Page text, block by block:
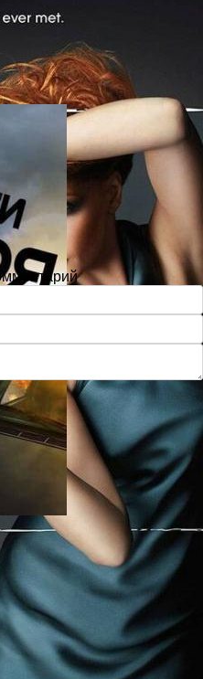
. Все права защищены.